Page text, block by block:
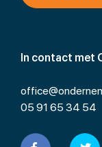
In contact met
05 91 65 34 54